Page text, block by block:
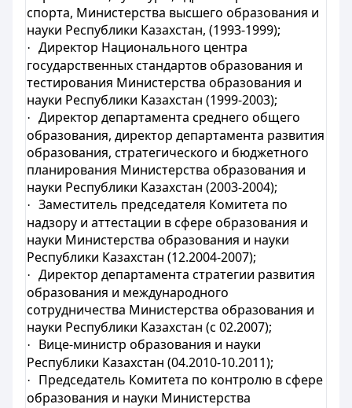
спорта, Министерства высшего образования и
науки Республики Казахстан, (1993-1999);
·
Директор Национального центра
государственных стандартов образования и
тестирования Министерства образования и
науки Республики Казахстан (1999-2003);
·
Директор департамента среднего общего
образования, директор департамента развития
образования, стратегического и бюджетного
планирования Министерства образования и
науки Республики Казахстан (2003-2004);
·
Заместитель председателя Комитета по
надзору и аттестации в сфере образования и
науки Министерства образования и науки
Республики Казахстан (12.2004-2007);
·
Директор департамента стратегии развития
образования и международного
сотрудничества Министерства образования и
науки Республики Казахстан (с 02.2007);
·
Вице-министр образования и науки
Республики Казахстан (04.2010-10.2011);
·
Председатель Комитета по контролю в сфере
образования и науки Министерства